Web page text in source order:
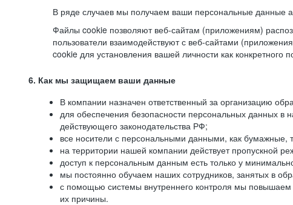
В ряде случаев мы получаем ваши персональные данные
Файлы cookie позволяют веб-сайтам (приложениям)
пользователи взаимодействуют с веб-сайтами
cookie для установления вашей личности как конкретного
6. Как мы защищаем ваши данные
В компании назначен ответственный за организацию
для обеспечения безопасности персональных данных
действующего законодательства РФ;
все носители с персональными данными, как бумажные,
на территории нашей компании действует пропускной
доступ к персональным данным есть только у
мы постоянно обучаем наших сотрудников, занятых в
с помощью системы внутреннего контроля мы повышаем
их причины.